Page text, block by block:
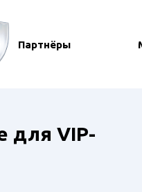
Партнёры
для VIP-